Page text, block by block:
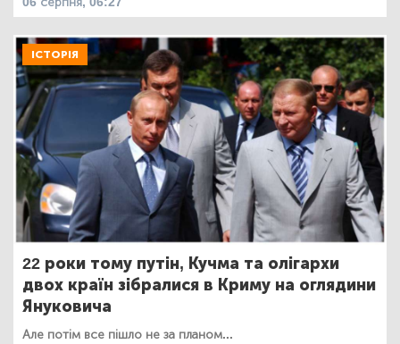
ІСТОРІЯ
22 роки тому путін, Кучма та олігархи
двох країн зібралися в Криму на оглядини
Януковича
Але потім все пішло не за планом...